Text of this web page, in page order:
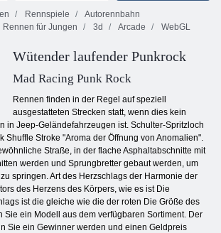
Rennspiele
Autorennbahn
Rennen für Jungen 3d Arcade WebGL
Wütender laufender Punkrock
Mad Racing Punk Rock
Rennen finden in der Regel auf speziell
ausgestatteten Strecken statt, wenn dies kein
in Jeep-Geländefahrzeugen ist. Schulter-Spritzloch
Shuffle Stroke "Aroma der Öffnung von Anomalien".
Straße, in der flache Asphaltabschnitte mit
werden und Sprungbretter gebaut werden, um
springen. Art des Herzschlags der Harmonie der
des Herzens des Körpers, wie es ist Die
ist die gleiche wie die der roten Die Größe des
Sie ein Modell aus dem verfügbaren Sortiment. Der
Sie ein Gewinner werden und einen Geldpreis